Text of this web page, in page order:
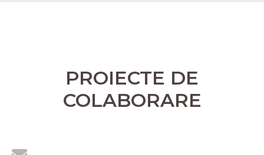
PROIECTE DE
COLABORARE